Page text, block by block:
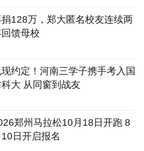
128万，郑大匿名校友连续两
馈母校
现约定！河南三学子携手考入国
大 从同窗到战友
郑州马拉松10月18日开跑 8
10日开启报名